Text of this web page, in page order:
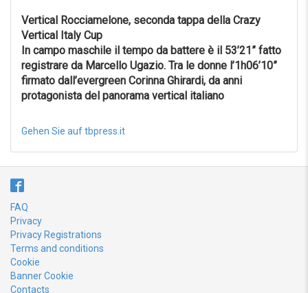
Vertical Rocciamelone, seconda tappa della Crazy
Vertical Italy Cup
In campo maschile il tempo da battere è il 53’21” fatto
registrare da Marcello Ugazio. Tra le donne l’1h06’10”
firmato dall’evergreen Corinna Ghirardi, da anni
protagonista del panorama vertical italiano
Gehen Sie auf tbpress.it
FAQ
Privacy
Privacy Registrations
Terms and conditions
Cookie
Banner Cookie
Contacts